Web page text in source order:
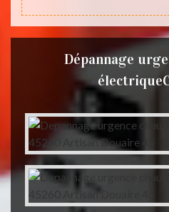
Dépannage